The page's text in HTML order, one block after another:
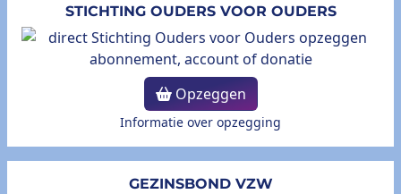
STICHTING OUDERS VOOR OUDERS
Opzeggen
Informatie over opzegging
GEZINSBOND VZW